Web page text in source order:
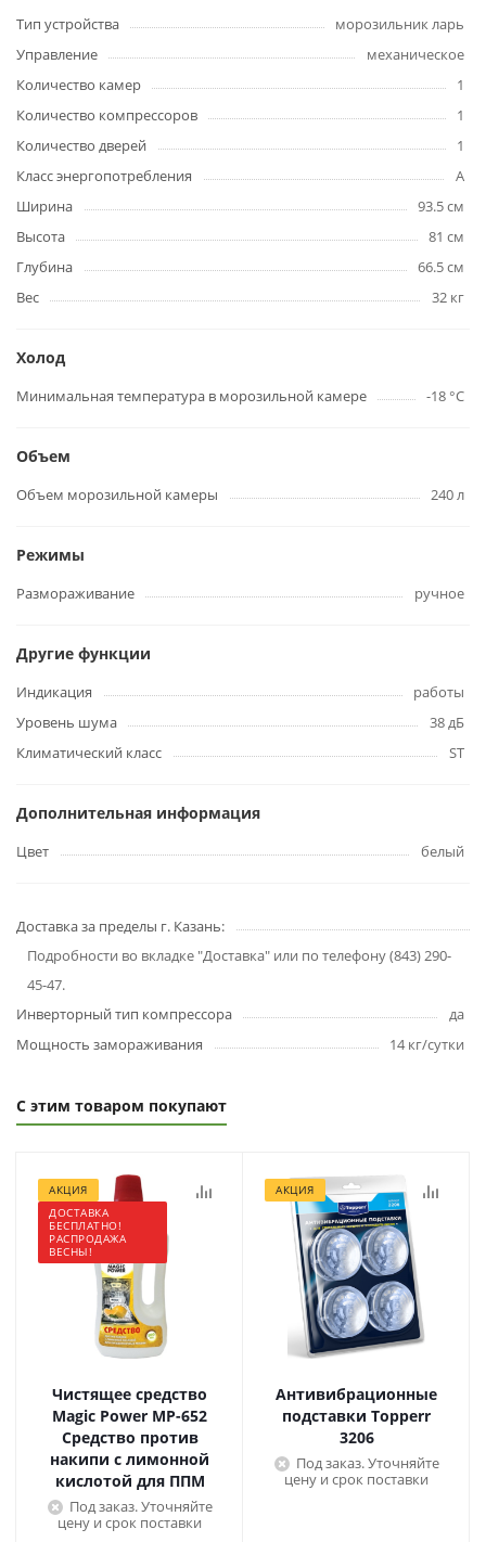
Тип устройства
морозильник ларь
Управление
механическое
Количество камер
1
Количество компрессоров
1
Количество дверей
1
Класс энергопотребления
A
Ширина
93.5 см
Высота
81 см
Глубина
66.5 см
Вес
32 кг
Холод
Минимальная температура в морозильной камере -18 °C
Объем
Объем морозильной камеры 240 л
Режимы
Размораживание ручное
Другие функции
Индикация
работы
Уровень шума
38 дБ
Климатический класс
ST
Дополнительная информация
Цвет белый
Доставка за пределы г. Казань:
Подробности во вкладке "Доставка" или по телефону (843) 290-
45-47.
Инверторный тип компрессора
да
Мощность замораживания
14 кг/сутки
С этим товаром покупают
АКЦИЯ
ДОСТАВКА
БЕСПЛАТНО!
РАСПРОДАЖА
ВЕСНЫ!
Чистящее средство
Magic Power МР-652
Средство против
накипи с лимонной
кислотой для ППМ
Под заказ. Уточняйте
цену и срок поставки
АКЦИЯ
Антивибрационные
подставки Topperr
3206
Под заказ. Уточняйте
цену и срок поставки